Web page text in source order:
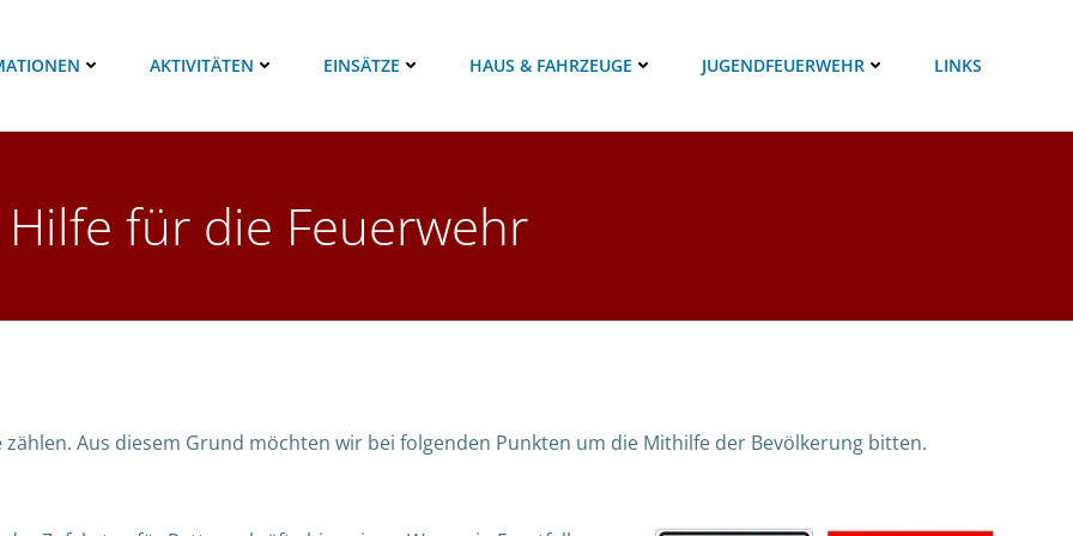
AKTIVITÄTEN EINSÄTZE HAUS & FAHRZEUGE JUGENDFEUERWEHR LINKS
Hilfe für die Feuerwehr
Aus diesem Grund möchten wir bei folgenden Punkten um die Mithilfe der Bevölkerung bitten.